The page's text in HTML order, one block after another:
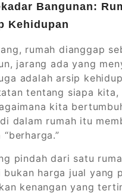
Bangunan:
Kehidupan
rumah dianggap
jarang ada yang
adalah arsip
tentang siapa
kita
dalam rumah itu
pindah dari satu
bukan harga jual yang
kenangan yang